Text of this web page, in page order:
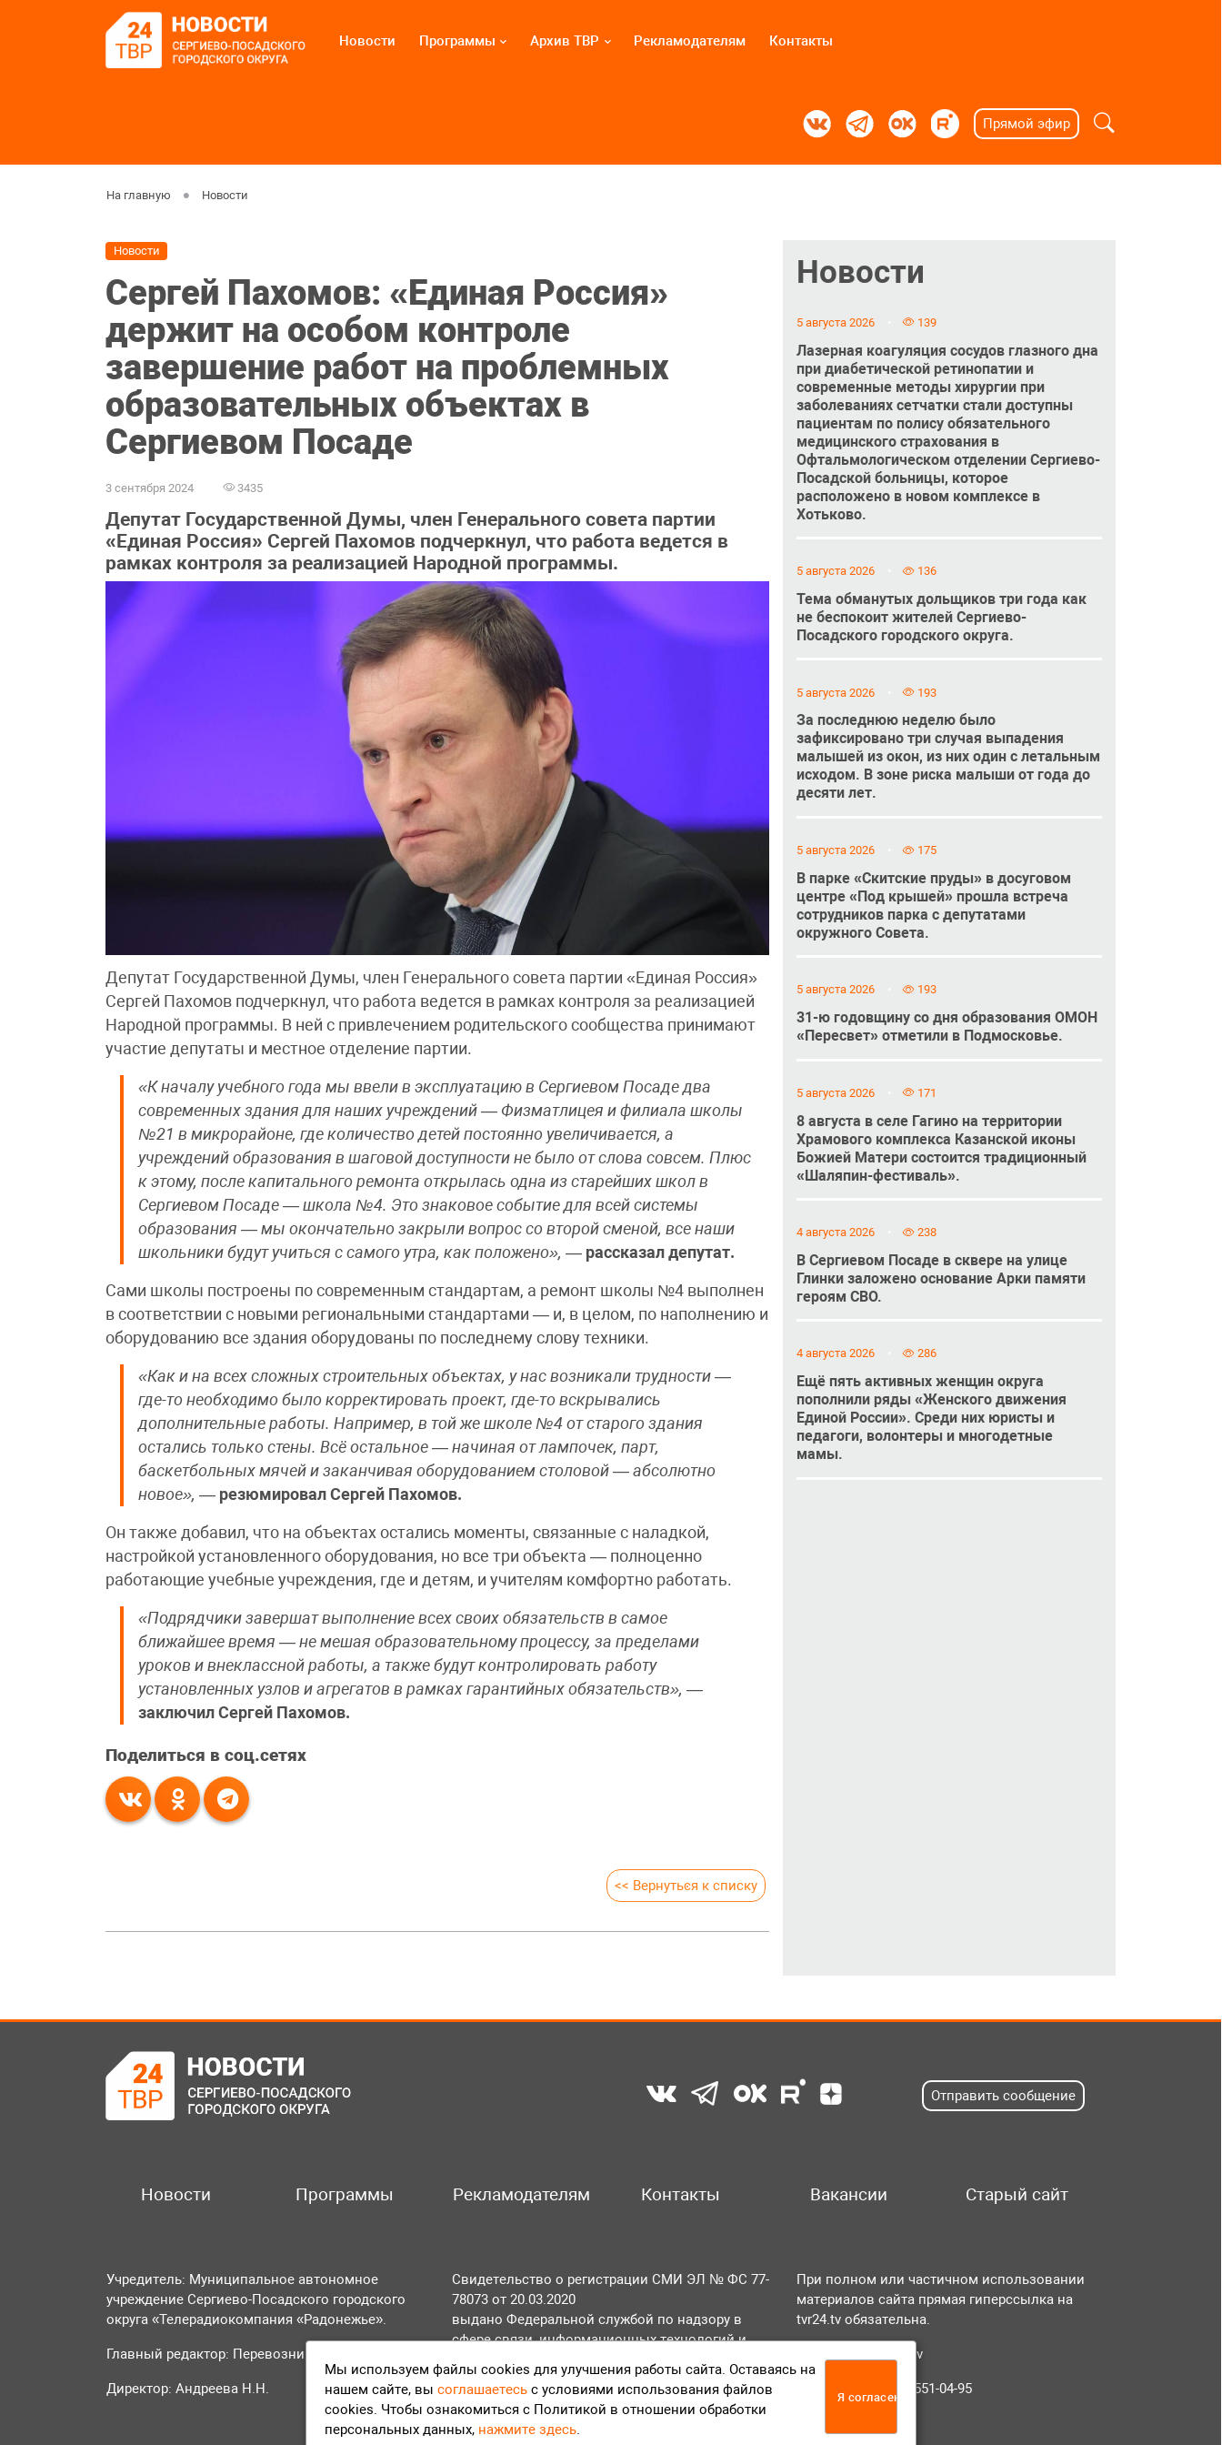
Новости Программы Архив ТВР Рекламодателям Контакты
Прямой эфир
На главную Новости
Новости
Сергей Пахомов: «Единая Россия»
держит на особом контроле
завершение работ на проблемных
образовательных объектах в
Сергиевом Посаде
3 сентября 2024 3435
Депутат Государственной Думы, член Генерального совета партии
«Единая Россия» Сергей Пахомов подчеркнул, что работа ведется в
рамках контроля за реализацией Народной программы.
Депутат Государственной Думы, член Генерального совета партии «Единая Россия»
Сергей Пахомов подчеркнул, что работа ведется в рамках контроля за реализацией
Народной программы. В ней с привлечением родительского сообщества принимают
участие депутаты и местное отделение партии.
«К началу учебного года мы ввели в эксплуатацию в Сергиевом Посаде два
современных здания для наших учреждений — Физматлицея и филиала школы
№21 в микрорайоне, где количество детей постоянно увеличивается, а
учреждений образования в шаговой доступности не было от слова совсем. Плюс
к этому, после капитального ремонта открылась одна из старейших школ в
Сергиевом Посаде — школа №4. Это знаковое событие для всей системы
образования — мы окончательно закрыли вопрос со второй сменой, все наши
школьники будут учиться с самого утра, как положено»,— рассказал депутат.
Сами школы построены по современным стандартам, а ремонт школы №4 выполнен
в соответствии с новыми региональными стандартами — и, в целом, по наполнению и
оборудованию все здания оборудованы по последнему слову техники.
«Как и на всех сложных строительных объектах, у нас возникали трудности —
где-то необходимо было корректировать проект, где-то вскрывались
дополнительные работы. Например, в той же школе №4 от старого здания
остались только стены. Всё остальное — начиная от лампочек, парт,
баскетбольных мячей и заканчивая оборудованием столовой — абсолютно
новое»,— резюмировал Сергей Пахомов.
Он также добавил, что на объектах остались моменты, связанные с наладкой,
настройкой установленного оборудования, но все три объекта — полноценно
работающие учебные учреждения, где и детям, и учителям комфортно работать.
«Подрядчики завершат выполнение всех своих обязательств в самое
ближайшее время — не мешая образовательному процессу, за пределами
уроков и внеклассной работы, а также будут контролировать работу
установленных узлов и агрегатов в рамках гарантийных обязательств»,—
заключил Сергей Пахомов.
Поделиться в соц.сетях
<< Вернуться к списку
Новости
5 августа 2026 139
Лазерная коагуляция сосудов глазного дна
при диабетической ретинопатии и
современные методы хирургии при
заболеваниях сетчатки стали доступны
пациентам по полису обязательного
медицинского страхования в
Офтальмологическом отделении Сергиево-
Посадской больницы, которое
расположено в новом комплексе в
Хотьково.
5 августа 2026 136
Тема обманутых дольщиков три года как
не беспокоит жителей Сергиево-
Посадского городского округа.
5 августа 2026 193
За последнюю неделю было
зафиксировано три случая выпадения
малышей из окон, из них один с летальным
исходом. В зоне риска малыши от года до
десяти лет.
5 августа 2026 175
В парке «Скитские пруды» в досуговом
центре «Под крышей» прошла встреча
сотрудников парка с депутатами
окружного Совета.
5 августа 2026 193
31-ю годовщину со дня образования ОМОН
«Пересвет» отметили в Подмосковье.
5 августа 2026 171
8 августа в селе Гагино на территории
Храмового комплекса Казанской иконы
Божией Матери состоится традиционный
«Шаляпин-фестиваль».
4 августа 2026 238
В Сергиевом Посаде в сквере на улице
Глинки заложено основание Арки памяти
героям СВО.
4 августа 2026 286
Ещё пять активных женщин округа
пополнили ряды «Женского движения
Единой России». Среди них юристы и
педагоги, волонтеры и многодетные
мамы.
Отправить сообщение
Новости Программы Рекламодателям Контакты Вакансии Старый сайт
Учредитель: Муниципальное автономное
учреждение Сергиево-Посадского городского
округа «Телерадиокомпания «Радонежье».
Главный редактор: Перевозникова О.А.
Директор: Андреева Н.Н.
Свидетельство о регистрации СМИ ЭЛ № ФС 77-
78073 от 20.03.2020
выдано Федеральной службой по надзору в
сфере связи, информационных технологий и
массовых коммуникаций (Роскомнадзор).
Положение об обработке персональных данных
Согласие на обработку персональных данных
При полном или частичном использовании
материалов сайта прямая гиперссылка на
tvr24.tv обязательна.
info@tvr24.tv
Телефон: +7 (496) 551-04-95
Мы используем файлы cookies для улучшения работы сайта. Оставаясь на
нашем сайте, вы соглашаетесь с условиями использования файлов
cookies. Чтобы ознакомиться с Политикой в отношении обработки
персональных данных, нажмите здесь.
Я согласен